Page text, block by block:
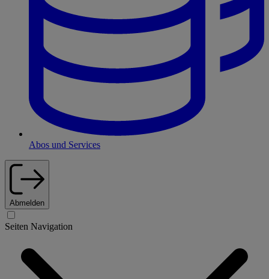
Abos und Services
Abmelden
Seiten Navigation